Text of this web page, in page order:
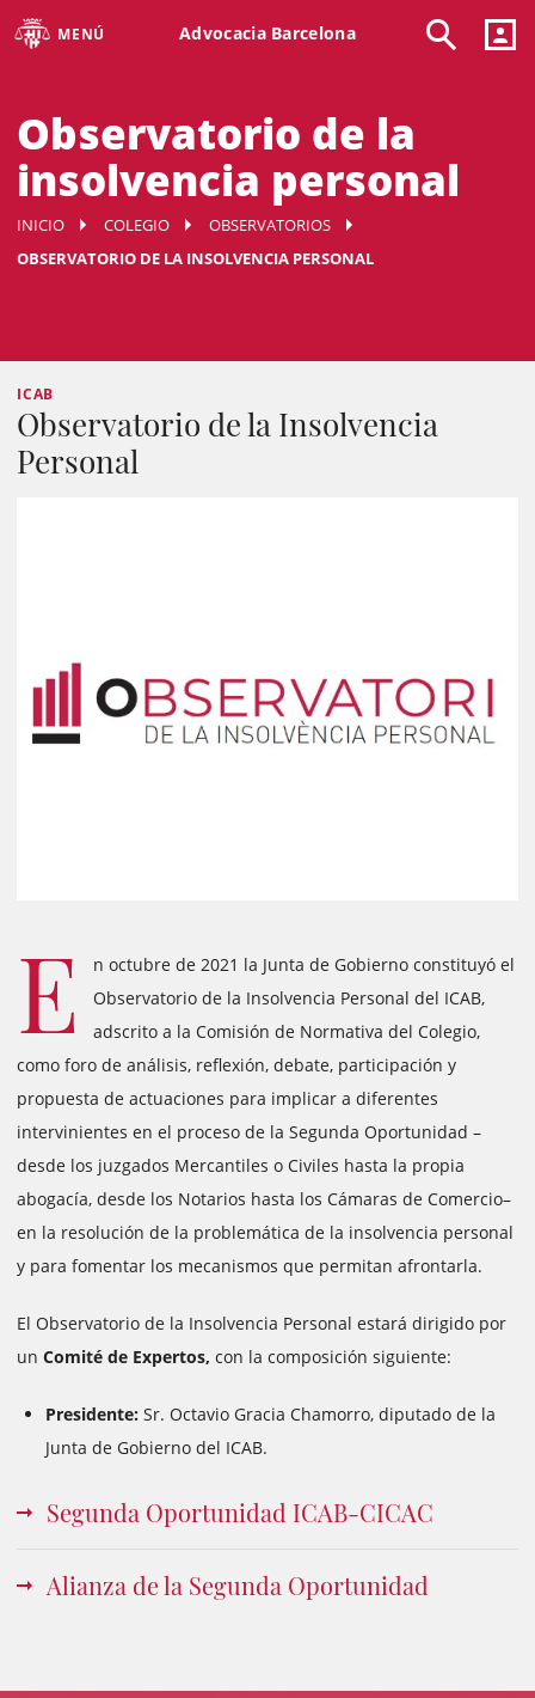
MENÚ Advocacia Barcelona
Observatorio de la
insolvencia personal
INICIO COLEGIO
OBSERVATORIOS
OBSERVATORIO DE LA INSOLVENCIA PERSONAL
ICAB
Observatorio de la Insolvencia
Personal
E
n octubre de 2021 la Junta de Gobierno constituyó el
Observatorio de la Insolvencia Personal del ICAB,
adscrito a la Comisión de Normativa del Colegio,
como foro de análisis, reflexión, debate, participación y
propuesta de actuaciones para implicar a diferentes
intervinientes en el proceso de la Segunda Oportunidad –
desde los juzgados Mercantiles o Civiles hasta la propia
abogacía, desde los Notarios hasta los Cámaras de Comercio–
en la resolución de la problemática de la insolvencia personal
y para fomentar los mecanismos que permitan afrontarla.
El Observatorio de la Insolvencia Personal estará dirigido por
un Comité de Expertos, con la composición siguiente:
Presidente: Sr. Octavio Gracia Chamorro, diputado de la
Junta de Gobierno del ICAB.
Segunda Oportunidad ICAB-CICAC
Alianza de la Segunda Oportunidad